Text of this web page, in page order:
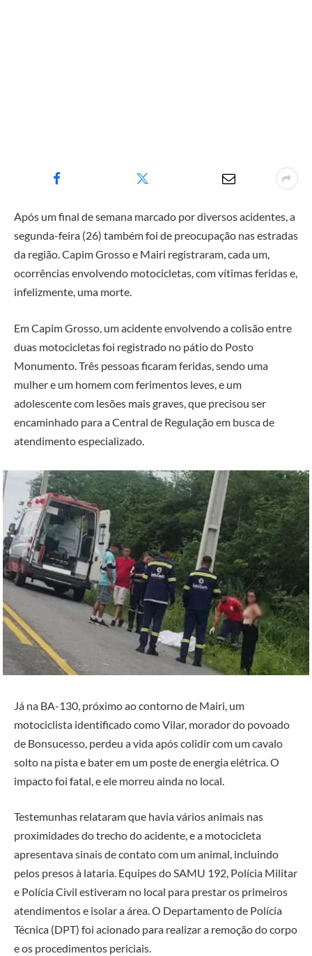
Após um final de semana marcado por diversos acidentes, a
segunda-feira (26) também foi de preocupação nas estradas
da região. Capim Grosso e Mairi registraram, cada um,
ocorrências envolvendo motocicletas, com vítimas feridas e,
infelizmente, uma morte.
Em Capim Grosso, um acidente envolvendo a colisão entre
duas motocicletas foi registrado no pátio do Posto
Monumento. Três pessoas ficaram feridas, sendo uma
mulher e um homem com ferimentos leves, e um
adolescente com lesões mais graves, que precisou ser
encaminhado para a Central de Regulação em busca de
atendimento especializado.
Já na BA-130, próximo ao contorno de Mairi, um
motociclista identificado como Vilar, morador do povoado
de Bonsucesso, perdeu a vida após colidir com um cavalo
solto na pista e bater em um poste de energia elétrica. O
impacto foi fatal, e ele morreu ainda no local.
Testemunhas relataram que havia vários animais nas
proximidades do trecho do acidente, e a motocicleta
apresentava sinais de contato com um animal, incluindo
pelos presos à lataria. Equipes do SAMU 192, Polícia Militar
e Polícia Civil estiveram no local para prestar os primeiros
atendimentos e isolar a área. O Departamento de Polícia
Técnica (DPT) foi acionado para realizar a remoção do corpo
e os procedimentos periciais.